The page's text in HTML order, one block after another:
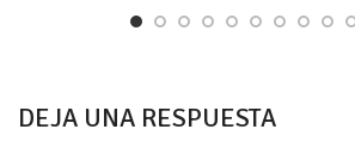
DEJA UNA RESPUESTA